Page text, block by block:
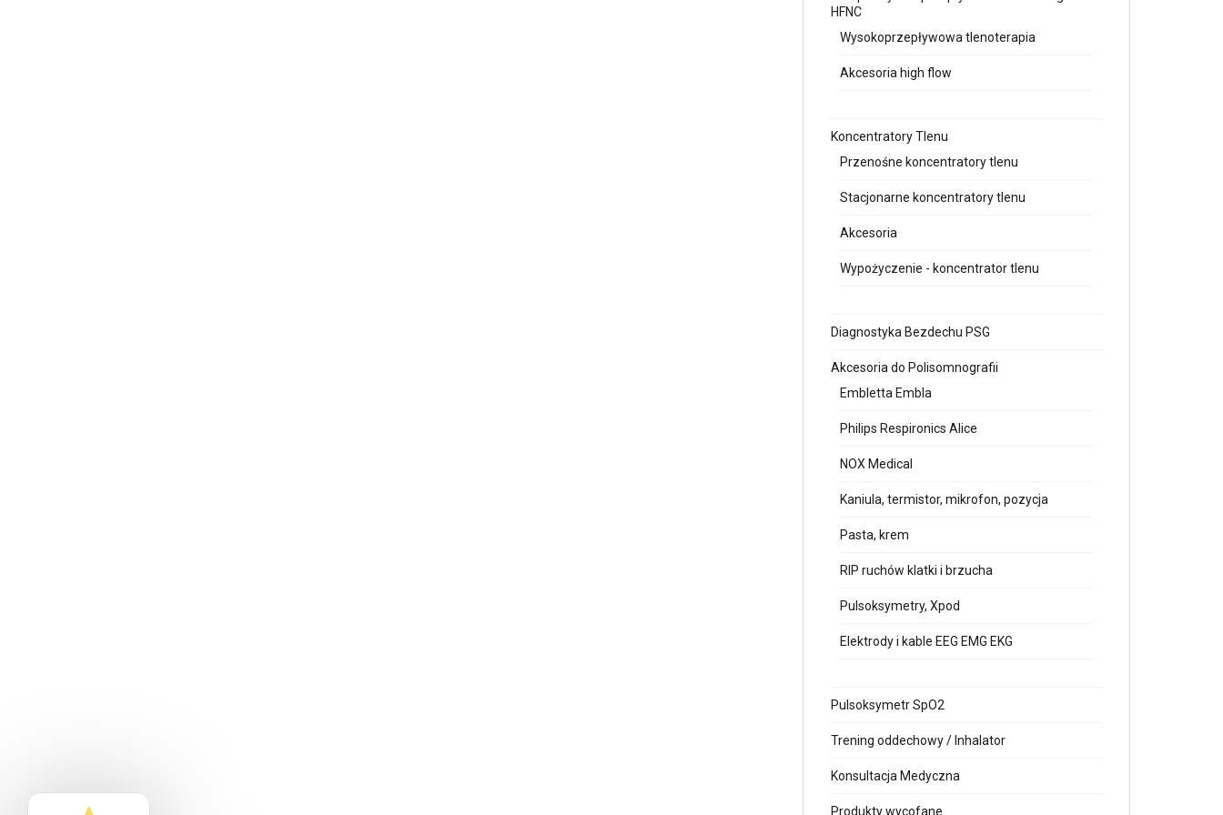
HFNC
Wysokoprzepływowa tlenoterapia
Akcesoria high flow
Koncentratory Tlenu
Przenośne koncentratory tlenu
Stacjonarne koncentratory tlenu
Akcesoria
Wypożyczenie - koncentrator tlenu
Diagnostyka Bezdechu PSG
Akcesoria do Polisomnografii
Embletta Embla
Philips Respironics Alice
NOX Medical
Kaniula, termistor, mikrofon, pozycja
Pasta, krem
RIP ruchów klatki i brzucha
Pulsoksymetry, Xpod
Elektrody i kable EEG EMG EKG
Pulsoksymetr SpO2
Trening oddechowy / Inhalator
Konsultacja Medyczna
Produkty wycofane